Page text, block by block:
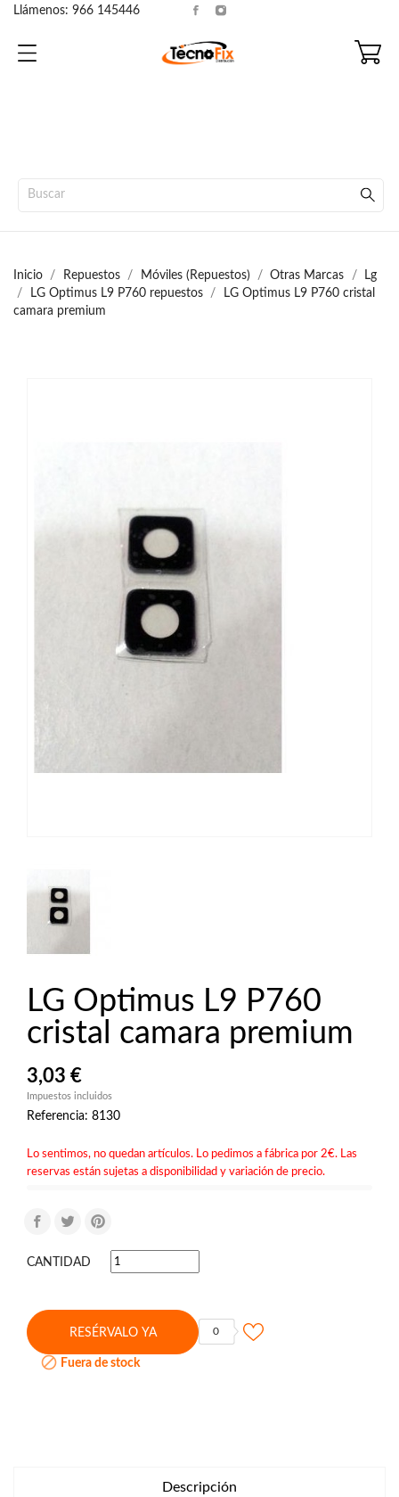
Llámenos: 966 145446
Inicio Repuestos Móviles (Repuestos) Otras Marcas
Lg
LG Optimus L9 P760 repuestos
LG Optimus L9 P760 cristal
camara premium
LG Optimus L9 P760
cristal camara premium
3,03 €
Impuestos incluidos
Referencia: 8130
Lo sentimos, no quedan artículos. Lo pedimos a fábrica por 2€. Las
reservas están sujetas a disponibilidad y variación de precio.
CANTIDAD
RESÉRVALO YA 0
 Fuera de stock
Descripción